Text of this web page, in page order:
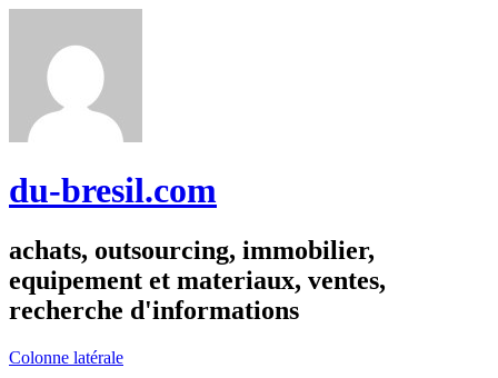
du-bresil.com
achats, outsourcing, immobilier,
equipement et materiaux, ventes,
recherche d'informations
Colonne latérale